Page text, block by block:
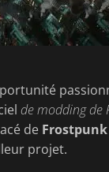
de modding de
de Frostpunk
projet.